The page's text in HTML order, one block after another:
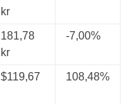
kr
181,78
kr
-7,00%
$119,67 108,48%